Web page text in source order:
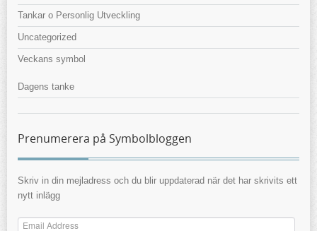
Tankar o Personlig Utveckling
Uncategorized
Veckans symbol
Dagens tanke
Prenumerera på Symbolbloggen
Skriv in din mejladress och du blir uppdaterad när det har skrivits ett
nytt inlägg
Email